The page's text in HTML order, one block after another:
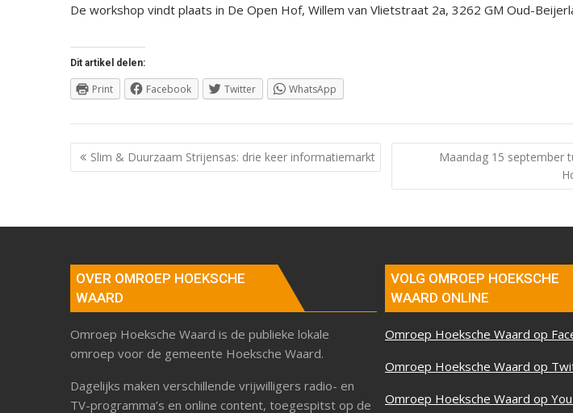
De workshop vindt plaats in De Open Hof, Willem van Vlietstraat 2a, 3262 GM Oud-
Dit artikel delen:
Print Facebook Twitter WhatsApp
Berichtnavigatie
Slim & Duurzaam Strijensas: drie keer informatiemarkt
Maandag 15 september
OVER OMROEP HOEKSCHE
WAARD
Omroep Hoeksche Waard is de publieke lokale
omroep voor de gemeente Hoeksche Waard.
Dagelijks maken verschillende vrijwilligers radio- en
TV-programma’s en online content, toegespitst op de
VOLG OMROEP HOEKSCHE
WAARD ONLINE
Omroep Hoeksche Waard op
Omroep Hoeksche Waard op
Omroep Hoeksche Waard op